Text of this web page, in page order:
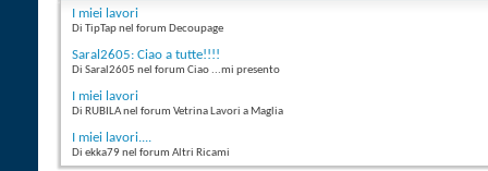
I miei lavori
Di TipTap nel forum Decoupage
Saral2605: Ciao a tutte!!!!
Di Saral2605 nel forum Ciao ...mi presento
I miei lavori
Di RUBILA nel forum Vetrina Lavori a Maglia
I miei lavori....
Di ekka79 nel forum Altri Ricami